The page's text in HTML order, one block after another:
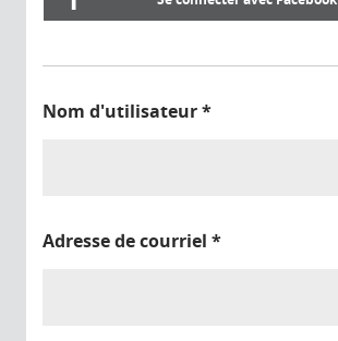
Nom d'utilisateur*
Adresse de courriel *